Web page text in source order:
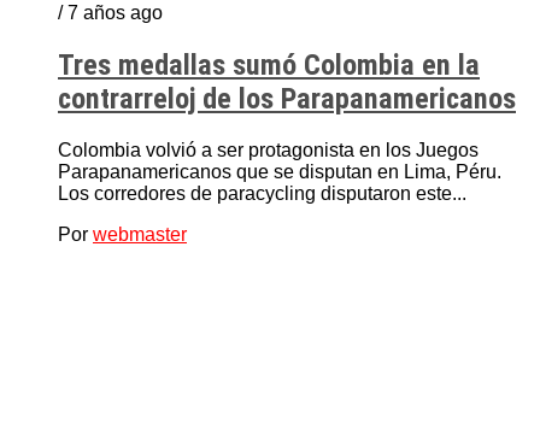
/ 7 años ago
Tres medallas sumó Colombia en la
contrarreloj de los Parapanamericanos
Colombia volvió a ser protagonista en los Juegos
Parapanamericanos que se disputan en Lima, Péru.
Los corredores de paracycling disputaron este...
Por webmaster